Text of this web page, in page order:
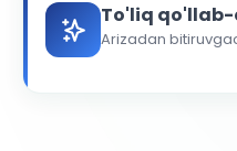
To'liq
Arizadan